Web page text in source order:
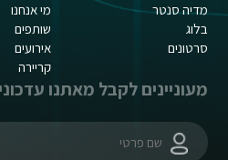
מדיה סנטר
בלוג
סרטונים
מי אנחנו
שותפים
אירועים
קריירה
מעוניינים לקבל מאתנו